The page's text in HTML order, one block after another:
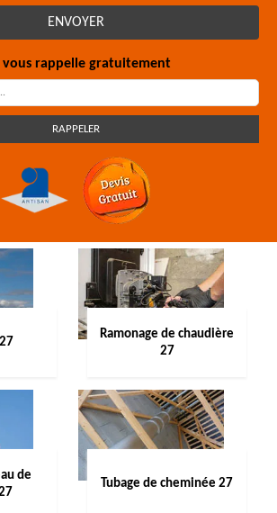
vous rappelle gratuitement
Ramonage de chaudière
27
de
Tubage de cheminée 27